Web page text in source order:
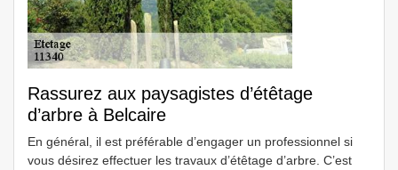
Rassurez aux paysagistes d’étêtage
d’arbre à Belcaire
En général, il est préférable d’engager un professionnel si
vous désirez effectuer les travaux d’étêtage d’arbre. C’est